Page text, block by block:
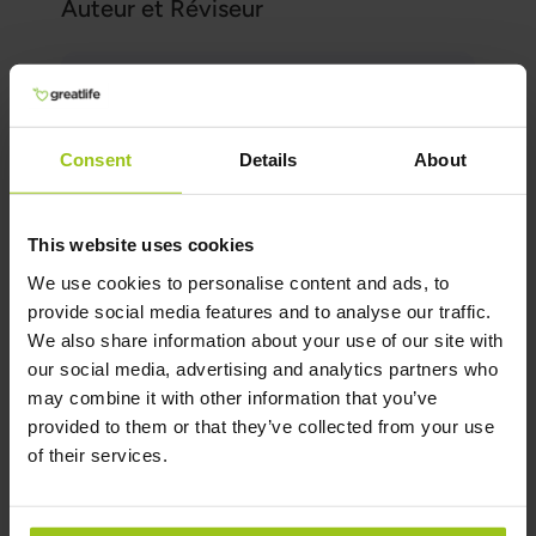
Consent Details About
This website uses cookies
We use cookies to personalise content and ads, to
provide social media features and to analyse our traffic.
We also share information about your use of our site with
our social media, advertising and analytics partners who
may combine it with other information that you’ve
provided to them or that they’ve collected from your use
of their services.
Auteur et Réviseur
Auteur:
Greatlife.fr ,Les meilleurs en santé
Réviseur:
Teresa Husén, Thérapeute en nutrition en
16 Juin 2026
Références et sources scientifiques
Montrer la référence